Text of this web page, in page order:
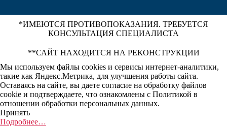
*ИМЕЮТСЯ ПРОТИВОПОКАЗАНИЯ. ТРЕБУЕТСЯ
КОНСУЛЬТАЦИЯ СПЕЦИАЛИСТА
**САЙТ НАХОДИТСЯ НА РЕКОНСТРУКЦИИ
Мы используем файлы cookies и сервисы интернет-аналитики,
такие как Яндекс.Метрика, для улучшения работы сайта.
Оставаясь на сайте, вы даете согласие на обработку файлов
cookie и подтверждаете, что ознакомлены с Политикой в
отношении обработки персональных данных.
Принять
Подробнее…